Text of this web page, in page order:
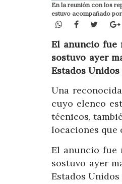
En la reunión con los
estuvo acompañado
WhatsApp
Facebook
Twitter
El anuncio fue
sostuvo ayer
Estados Unidos
Una
cuyo elenco
técnicos,
locaciones que
El anuncio fue
sostuvo ayer
Estados Unidos